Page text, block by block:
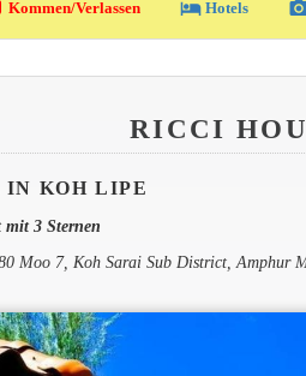
Kommen/Verlassen local_hotelHotels
RICCI
IN KOH LIPE
3 Sternen
Moo 7, Koh Sarai Sub District, Amphur